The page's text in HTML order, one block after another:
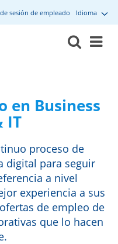
Idioma
sesión de empleado
en Business
IT
proceso de
digital para seguir
a nivel
experiencia a sus
de empleo de
que lo hacen